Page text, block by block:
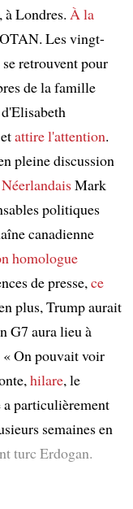
à Londres. À la
Les vingt-
retrouvent pour
de la famille
attire l'attention.
pleine discussion
NéerlandaisMark
politiques
canadienne
homologue
de presse,ce
plus, Trump aurait
G7 aura lieu à
« On pouvait voir
hilare, le
particulièrement
semaines en
turc Erdogan.